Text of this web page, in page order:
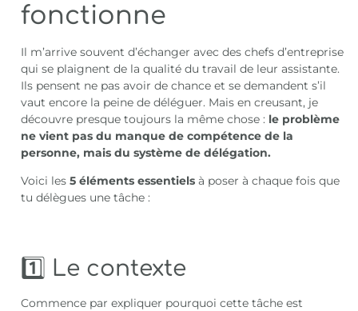
fonctionne
Il m’arrive souvent d’échanger avec des chefs d’entreprise
qui se plaignent de la qualité du travail de leur assistante.
Ils pensent ne pas avoir de chance et se demandent s’il
vaut encore la peine de déléguer. Mais en creusant, je
découvre presque toujours la même chose : le problème
ne vient pas du manque de compétence de la
personne, mais du système de délégation.
Voici les5 éléments essentiels à poser à chaque fois que
tu délègues une tâche :
1️⃣ Le contexte
Commence par expliquer pourquoi cette tâche est